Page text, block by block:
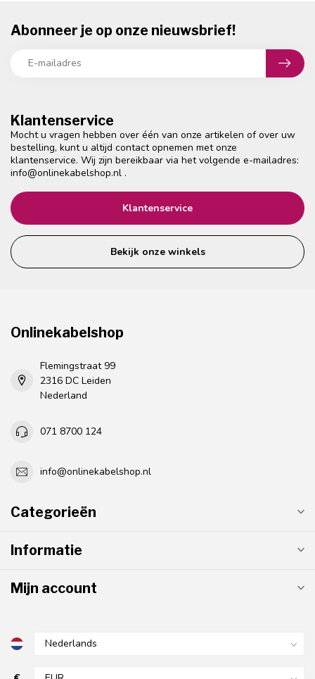
Klantenservice
Mocht u vragen hebben over één van onze artikelen of over uw
bestelling, kunt u altijd contact opnemen met onze
klantenservice. Wij zijn bereikbaar via het volgende e-mailadres:
info@onlinekabelshop.nl .
Klantenservice
Bekijk onze winkels
Abonneer je op onze nieuwsbrief!
Onlinekabelshop
Flemingstraat 99
2316 DC Leiden
Nederland
071 8700 124
info@onlinekabelshop.nl
Categorieën
Informatie
Mijn account